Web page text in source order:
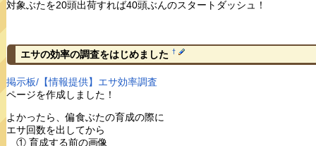
対象ぶたを20頭出荷すれば40頭ぶんのスタートダッシュ！
エサの効率の調査をはじめました †
掲示板/【情報提供】エサ効率調査
ページを作成しました！
よかったら、偏食ぶたの育成の際に
エサ回数を出してから
① 育成する前の画像